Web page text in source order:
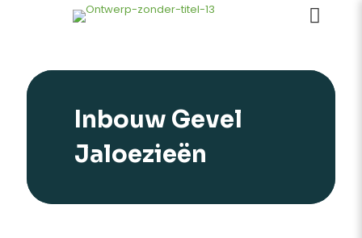
Inbouw Gevel
Jaloezieën